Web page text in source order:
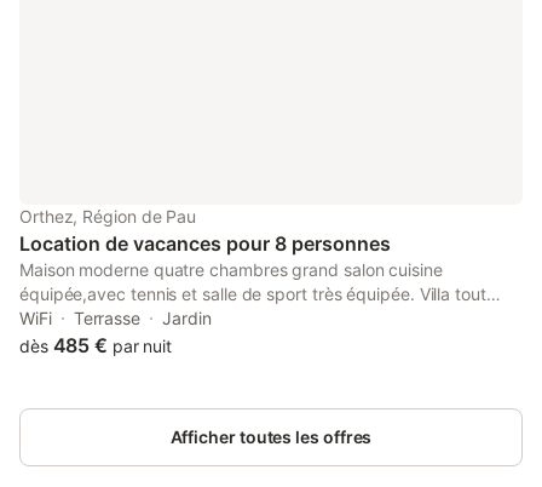
Orthez, Région de Pau
Location de vacances pour 8 personnes
Maison moderne quatre chambres grand salon cuisine
équipée,avec tennis et salle de sport très équipée. Villa tout
confort avec un panorama fabuleux sur les Pyrénées, su 3
hectares de terrain.Parc paysagé de grande qualité.A 2 kms de
chemins de campagne tout autour circuit pour vélo et
jogging.Piscine 12x6. Tennis. Télévision, wifi, ordinateur
disponibles. Possibilité femme de ménage , deux fois par
WiFi Terrasse
Jardin
dès 485 € par nuit
Afficher toutes les offres